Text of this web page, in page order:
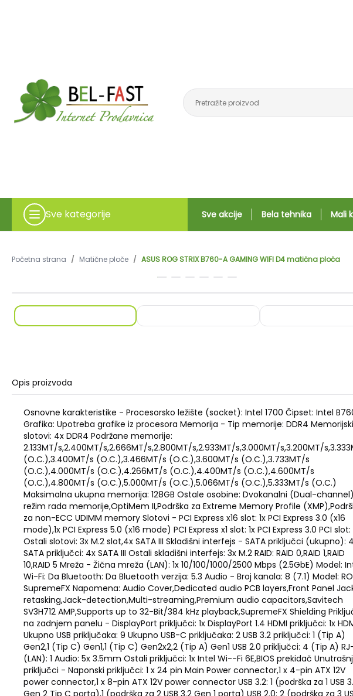
Sve kategorije Sve akcije Bela tehnika Mali
Početna strana / Matične ploče / ASUS ROG STRIX B760-A GAMING WIFI D4 matična ploča
Opis proizvoda
Osnovne karakteristike - Procesorsko ležište (socket): Intel 1700 Čipset: Intel
Grafika: Upotreba grafike iz procesora Memorija - Tip memorije: DDR4 Memorijski
slotovi: 4x DDR4 Podržane memorije:
2.133MT/s,2.400MT/s,2.666MT/s,2.800MT/s,2.933MT/s,3.000MT/s,3.200MT/
(O.C.),3.400MT/s (O.C.),3.466MT/s (O.C.),3.600MT/s (O.C.),3.733MT/s
(O.C.),4.000MT/s (O.C.),4.266MT/s (O.C.),4.400MT/s (O.C.),4.600MT/s
(O.C.),4.800MT/s (O.C.),5.000MT/s (O.C.),5.066MT/s (O.C.),5.333MT/s (O.C.)
Maksimalna ukupna memorija: 128GB Ostale osobine: Dvokanalni (Dual-channel)
režim rada memorije,OptiMem II,Podrška za Extreme Memory Profile
za non-ECC UDIMM memory Slotovi - PCI Express x16 slot: 1x PCI Express 3.0 (x16
mode),1x PCI Express 5.0 (x16 mode) PCI Express x1 slot: 1x PCI Express 3.0 PCI slot:
Ostali slotovi: 3x M.2 slot,4x SATA III Skladišni interfejs - SATA priključci (ukupno): 4
SATA priključci: 4x SATA III Ostali skladišni interfejs: 3x M.2 RAID: RAID 0,RAID 1,RAID
10,RAID 5 Mreža - Žična mreža (LAN): 1x 10/100/1000/2500 Mbps (2.5GbE) Model:
Wi-Fi: Da Bluetooth: Da Bluetooth verzija: 5.3 Audio - Broj kanala: 8 (7.1) Model:
SupremeFX Napomena: Audio Cover,Dedicated audio PCB layers,Front Panel
retasking,Jack-detection,Multi-streaming,Premium audio capacitors,Savitech
SV3H712 AMP,Supports up to 32-Bit/384 kHz playback,SupremeFX Shielding
na zadnjem panelu - DisplayPort priključci: 1x DisplayPort 1.4 HDMI priključci: 1x
Ukupno USB priključaka: 9 Ukupno USB-C priključaka: 2 USB 3.2 priključci: 1 (Tip A)
Gen2,1 (Tip C) Gen1,1 (Tip C) Gen2x2,2 (Tip A) Gen1 USB 2.0 priključci: 4 (Tip A)
(LAN): 1 Audio: 5x 3.5mm Ostali priključci: 1x Intel Wi--Fi 6E,BIOS prekidač
priključci - Naponski priključci: 1 x 24 pin Main Power connector,1 x 4-pin ATX 12V
power connector,1 x 8-pin ATX 12V power connector USB 3.2: 1 (podrška za 1 USB